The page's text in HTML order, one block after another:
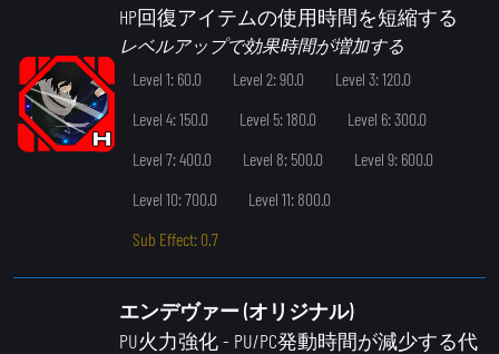
HP回復アイテムの使用時間を短縮する
レベルアップで効果時間が増加する
Level 1: 60.0
Level 2: 90.0
Level 3: 120.0
Level 4: 150.0
Level 5: 180.0
Level 6: 300.0
Level 7: 400.0
Level 8: 500.0
Level 9: 600.0
Level 10: 700.0
Level 11: 800.0
Sub Effect: 0.7
エンデヴァー (オリジナル)
PU火力強化- PU/PC発動時間が減少する代